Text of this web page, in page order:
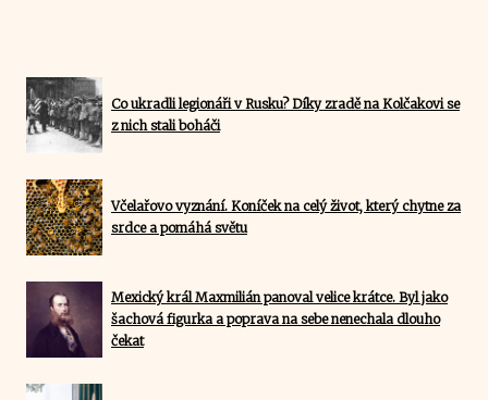
Co ukradli legionáři v Rusku? Díky zradě na Kolčakovi se
z nich stali boháči
Včelařovo vyznání. Koníček na celý život, který chytne za
srdce a pomáhá světu
Mexický král Maxmilián panoval velice krátce. Byl jako
šachová figurka a poprava na sebe nenechala dlouho
čekat